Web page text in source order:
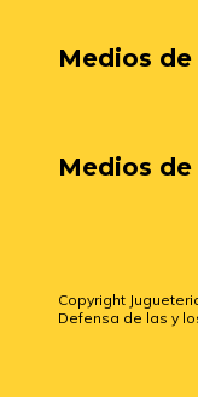
Medios
Medios
Copyright
Defensa de las y